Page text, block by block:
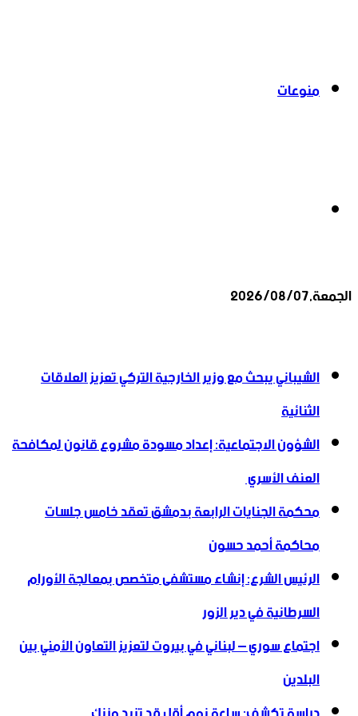
منوعات
الجمعة,2026/08/07
الشيباني يبحث مع وزير الخارجية التركي تعزيز العلاقات
الثنائية
الشؤون الاجتماعية: إعداد مسودة مشروع قانون لمكافحة
العنف الأسري ‏
محكمة الجنايات الرابعة بدمشق تعقد خامس جلسات
محاكمة أحمد حسون
الرئيس الشرع: إنشاء ‌‏مستشفى متخصص بمعالجة الأورام
السرطانية في دير الزور
اجتماع سوري – لبناني في بيروت لتعزيز التعاون ‏الأمني ‏بين
البلدين